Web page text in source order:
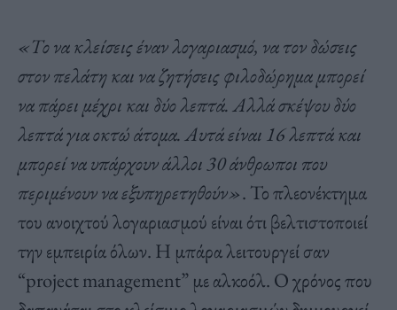
«Το να κλείσεις έναν λογαριασμό, να τον δώσεις
στον πελάτη και να ζητήσεις φιλοδώρημα μπορεί
να πάρει μέχρι και δύο λεπτά. Αλλά σκέψου δύο
λεπτά για οκτώ άτομα. Αυτά είναι 16 λεπτά και
μπορεί να υπάρχουν άλλοι 30 άνθρωποι που
περιμένουν να εξυπηρετηθούν». Το πλεονέκτημα
του ανοιχτού λογαριασμού είναι ότι βελτιστοποιεί
την εμπειρία όλων. Η μπάρα λειτουργεί σαν
“project management” με αλκοόλ. Ο χρόνος που